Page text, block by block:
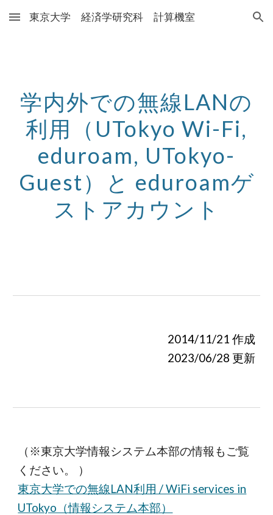
Skip to main content Skip to navigation
東京大学 経済学研究科 計算機室
学内外での無線LANの
利用（UTokyo Wi-Fi,
eduroam, UTokyo-
Guest）と eduroamゲ
ストアカウント
2014/11/21 作成
2023/06/28 更新
（※東京大学情報システム本部の情報もご覧
ください。 ）
東京大学での無線LAN利用 / WiFi services in
UTokyo（情報システム本部）